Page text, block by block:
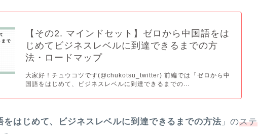
【その2. マインドセット】ゼロから中国語をは
じめてビジネスレベルに到達できるまでの方
法・ロードマップ
大家好！チュウコツです(@chukotsu_twitter) 前編では「ゼロから中
国語をはじめて、ビジネスレベルに到達できるまでの...
をはじめて、ビジネスレベルに到達できるまでの方法 」のステ